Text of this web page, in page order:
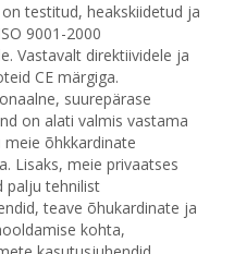
testitud, heakskiidetud ja
9001-2000
Vastavalt direktiividele ja
CE märgiga.
suurepärase
on alati valmis vastama
õhkkardinate
Lisaks, meie privaatses
palju tehnilist
teave õhukardinate ja
kohta,